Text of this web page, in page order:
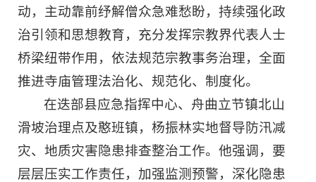
动，主动靠前纾解僧众急难愁盼，持续强化政
治引领和思想教育，充分发挥宗教界代表人士
桥梁纽带作用，依法规范宗教事务治理，全面
推进寺庙管理法治化、规范化、制度化。
在迭部县应急指挥中心、舟曲立节镇北山
滑坡治理点及憨班镇，杨振林实地督导防汛减
灾、地质灾害隐患排查整治工作。他强调，要
层层压实工作责任，加强监测预警，深化隐患